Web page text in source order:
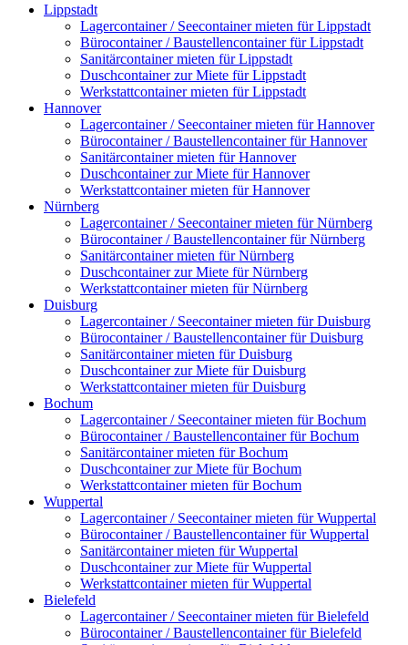
Lippstadt
Lagercontainer / Seecontainer mieten für Lippstadt
Bürocontainer / Baustellencontainer für Lippstadt
Sanitärcontainer mieten für Lippstadt
Duschcontainer zur Miete für Lippstadt
Werkstattcontainer mieten für Lippstadt
Hannover
Lagercontainer / Seecontainer mieten für Hannover
Bürocontainer / Baustellencontainer für Hannover
Sanitärcontainer mieten für Hannover
Duschcontainer zur Miete für Hannover
Werkstattcontainer mieten für Hannover
Nürnberg
Lagercontainer / Seecontainer mieten für Nürnberg
Bürocontainer / Baustellencontainer für Nürnberg
Sanitärcontainer mieten für Nürnberg
Duschcontainer zur Miete für Nürnberg
Werkstattcontainer mieten für Nürnberg
Duisburg
Lagercontainer / Seecontainer mieten für Duisburg
Bürocontainer / Baustellencontainer für Duisburg
Sanitärcontainer mieten für Duisburg
Duschcontainer zur Miete für Duisburg
Werkstattcontainer mieten für Duisburg
Bochum
Lagercontainer / Seecontainer mieten für Bochum
Bürocontainer / Baustellencontainer für Bochum
Sanitärcontainer mieten für Bochum
Duschcontainer zur Miete für Bochum
Werkstattcontainer mieten für Bochum
Wuppertal
Lagercontainer / Seecontainer mieten für Wuppertal
Bürocontainer / Baustellencontainer für Wuppertal
Sanitärcontainer mieten für Wuppertal
Duschcontainer zur Miete für Wuppertal
Werkstattcontainer mieten für Wuppertal
Bielefeld
Lagercontainer / Seecontainer mieten für Bielefeld
Bürocontainer / Baustellencontainer für Bielefeld